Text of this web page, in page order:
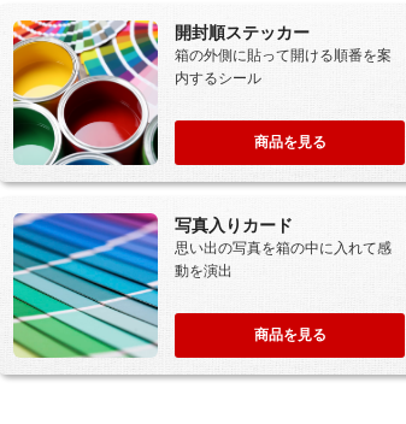
開封順ステッカー
箱の外側に貼って開ける順番を案
内するシール
商品を見る
写真入りカード
思い出の写真を箱の中に入れて感
動を演出
商品を見る